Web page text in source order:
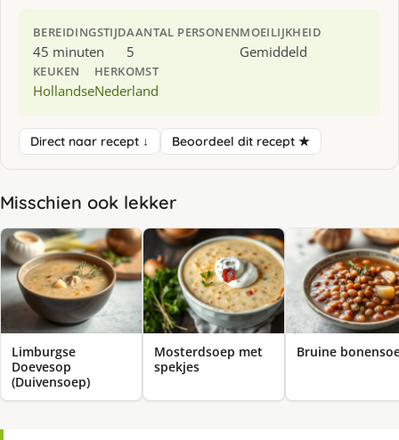
BEREIDINGSTIJD
45 minuten
AANTAL PERSONEN
5
MOEILIJKHEID
Gemiddeld
KEUKEN
Hollandse
HERKOMST
Nederland
Direct naar recept ↓ Beoordeel dit recept ★
Misschien ook lekker
Limburgse
Doevesop
(Duivensoep)
Mosterdsoep met
spekjes
Bruine